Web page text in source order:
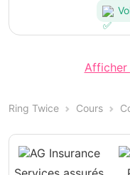
Ring Twice Cours